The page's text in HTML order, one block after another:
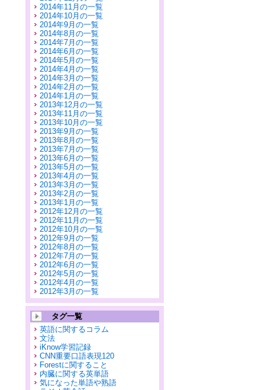
2014年11月の一覧
2014年10月の一覧
2014年9月の一覧
2014年8月の一覧
2014年7月の一覧
2014年6月の一覧
2014年5月の一覧
2014年4月の一覧
2014年3月の一覧
2014年2月の一覧
2014年1月の一覧
2013年12月の一覧
2013年11月の一覧
2013年10月の一覧
2013年9月の一覧
2013年8月の一覧
2013年7月の一覧
2013年6月の一覧
2013年5月の一覧
2013年4月の一覧
2013年3月の一覧
2013年2月の一覧
2013年1月の一覧
2012年12月の一覧
2012年11月の一覧
2012年10月の一覧
2012年9月の一覧
2012年8月の一覧
2012年7月の一覧
2012年6月の一覧
2012年5月の一覧
2012年4月の一覧
2012年3月の一覧
タグ一覧
英語に関するコラム
文法
iKnow学習記録
CNN重要口語表現120
Forestに関すること
内臓に関する英単語
気になった単語や熟語